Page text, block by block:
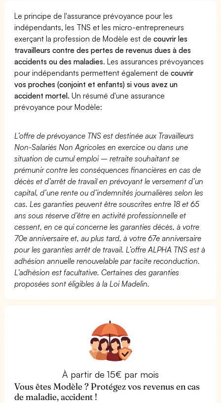
Le principe de l'assurance prévoyance pour les
indépendants, les TNS et les micro-entrepreneurs
exerçant la profession de Modèle est decouvrir les
travailleurs contre des pertes de revenus dues à des
accidents ou des maladies. Les assurances prévoyances
pour indépendants permettent également decouvrir
vos proches (conjoint et enfants) si vous avez un
accident mortel. Un résumé d'une assurance
prévoyance pour Modèle:
L’offre de prévoyance TNS est destinée aux Travailleurs
Non-Salariés Non Agricoles en exercice ou dans une
situation de cumul emploi – retraite souhaitant se
prémunir contre les conséquences financières en cas de
décès et d’arrêt de travail en prévoyant le versement d’un
capital, d’une rente ou d’indemnités journalières selon les
cas. Les garanties peuvent être souscrites entre 18 et 65
ans sous réserve d’être en activité professionnelle et
cessent, en ce qui concerne les garanties décès, à votre
70e anniversaire et, au plus tard, à votre 67e anniversaire
pour les garanties arrêt de travail. L’offre ALPHA TNS est à
adhésion annuelle renouvelable par tacite reconduction.
L’adhésion est facultative. Certaines des garanties
proposées sont éligibles à la Loi Madelin.
À partir de 15€ par mois
Vous êtes Modèle ? Protégez vos revenus en cas
de maladie, accident !